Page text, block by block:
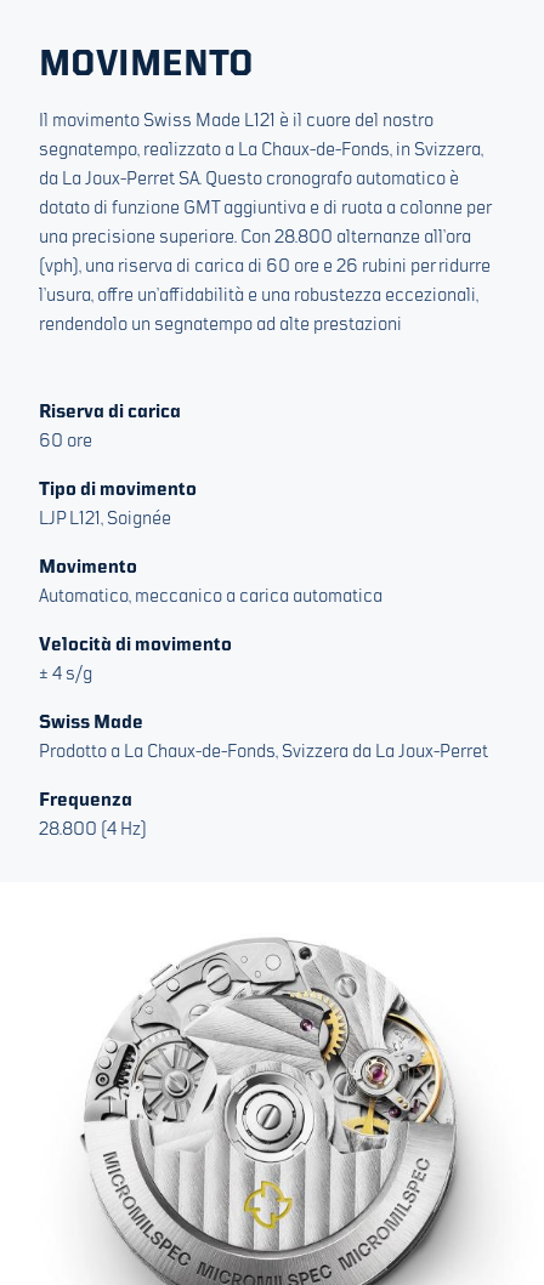
micro-sabbiato e il perno di ricarica rosso alert
conferiscono un aspetto tattico scuro e resistente. Ogni
sottoquadrante del cronografo è chiaramente etichettato
per una coordinazione immediata.
MOVIMENTO
Il movimento Swiss Made L121 è il cuore del nostro
segnatempo, realizzato a La Chaux-de-Fonds, in Svizzera,
da La Joux-Perret SA. Questo cronografo automatico è
dotato di funzione GMT aggiuntiva e di ruota a colonne per
una precisione superiore. Con 28.800 alternanze all’ora
(vph), una riserva di carica di 60 ore e 26 rubini per ridurre
l’usura, offre un’affidabilità e una robustezza eccezionali,
rendendolo un segnatempo ad alte prestazioni
Riserva di carica
60 ore
Tipo di movimento
LJP L121, Soignée
Movimento
Automatico, meccanico a carica automatica
Velocità di movimento
± 4 s/g
Swiss Made
Prodotto a La Chaux-de-Fonds, Svizzera da La Joux-Perret
Frequenza
28.800 (4 Hz)